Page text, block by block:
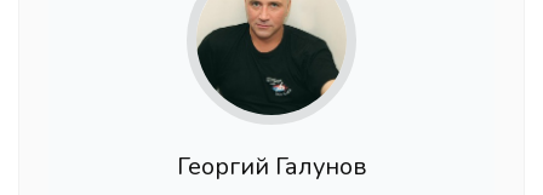
Георгий Галунов